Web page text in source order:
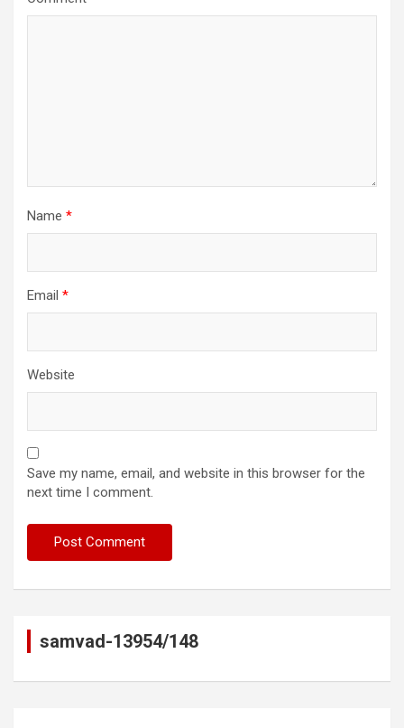
Name *
Email *
Website
Save my name, email, and website in this browser for the
next time I comment.
samvad-13954/148